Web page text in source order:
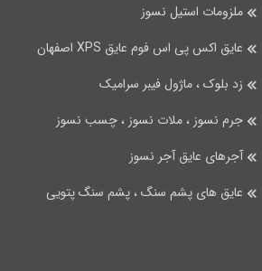
ملزومات استیل نسوز
عایق اکس پی اس فوم عایق XPS اصفهان
زد بلوک ، ماژول فیبر سرامیک
جرم نسوز ، ملات نسوز ، چسب نسوز
آجرهای عایق آجر نسوز
عایق های پشم سنگ ، پشم سنگ پتویی